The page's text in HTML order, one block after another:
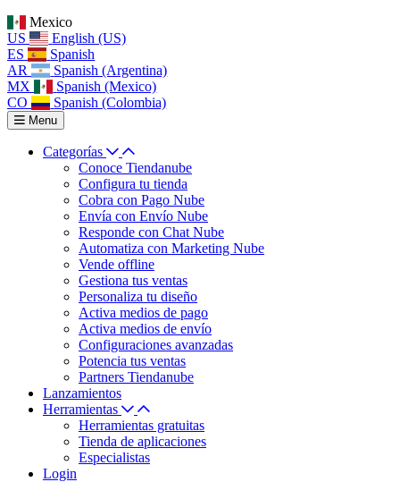
Mexico
US
English (US)
ES
Spanish
AR
Spanish (Argentina)
MX
Spanish (Mexico)
CO
Spanish (Colombia)
Menu
Categorías
Conoce Tiendanube
Configura tu tienda
Cobra con Pago Nube
Envía con Envío Nube
Responde con Chat Nube
Automatiza con Marketing Nube
Vende offline
Gestiona tus ventas
Personaliza tu diseño
Activa medios de pago
Activa medios de envío
Configuraciones avanzadas
Potencia tus ventas
Partners Tiendanube
Lanzamientos
Herramientas
Herramientas gratuitas
Tienda de aplicaciones
Especialistas
Login